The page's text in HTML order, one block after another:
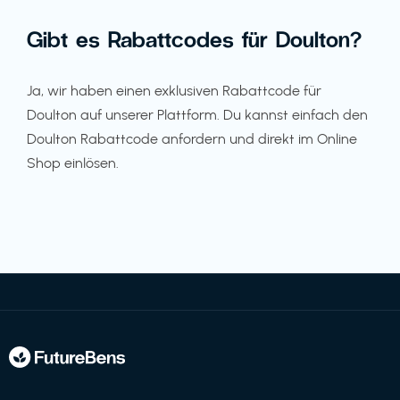
Gibt es Rabattcodes für Doulton?
Ja, wir haben einen exklusiven Rabattcode für
Doulton auf unserer Plattform. Du kannst einfach den
Doulton Rabattcode anfordern und direkt im Online
Shop einlösen.